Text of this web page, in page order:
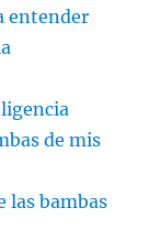
entender
de mis
las bambas